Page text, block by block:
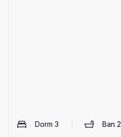
Dorm 3 Ban2